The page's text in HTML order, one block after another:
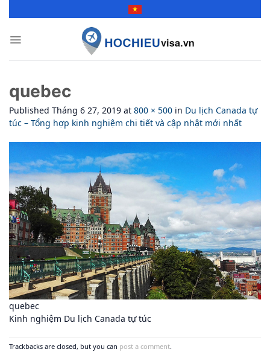
quebec
Published Tháng 6 27, 2019 at 800 × 500 in Du lịch Canada tự
túc – Tổng hợp kinh nghiệm chi tiết và cập nhật mới nhất
quebec
Kinh nghiệm Du lịch Canada tự túc
Trackbacks are closed, but you can post a comment